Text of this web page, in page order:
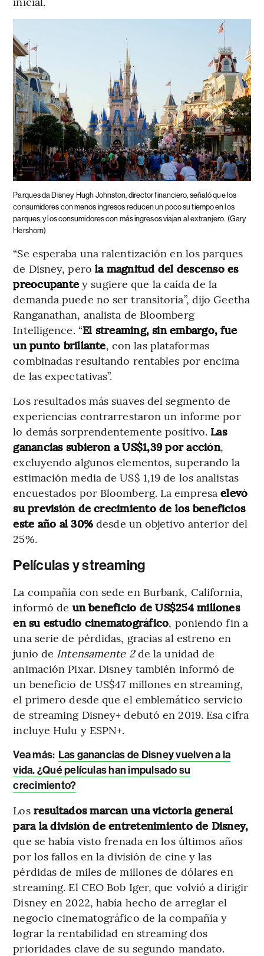
Parques da Disney Hugh Johnston, director financiero, señaló que los
consumidores con menos ingresos reducen un poco su tiempo en los
parques, y los consumidores con más ingresos viajan al extranjero. (Gary
Hershorn)
“Se esperaba una ralentización en los parques
de Disney, pero la magnitud del descenso es
preocupante y sugiere que la caída de la
demanda puede no ser transitoria”, dijo Geetha
Ranganathan, analista de Bloomberg
Intelligence. “El streaming, sin embargo, fue
un punto brillante, con las plataformas
combinadas resultando rentables por encima
de las expectativas”.
Los resultados más suaves del segmento de
experiencias contrarrestaron un informe por
lo demás sorprendentemente positivo. Las
ganancias subieron a US$1,39 por acción,
excluyendo algunos elementos, superando la
estimación media de US$ 1,19 de los analistas
encuestados por Bloomberg. La empresaelevó
su previsión de crecimiento de los beneficios
este año al 30% desde un objetivo anterior del
25%.
Películas y streaming
La compañía con sede en Burbank, California,
informó de un beneficio de US$254 millones
en su estudio cinematográfico, poniendo fin a
una serie de pérdidas, gracias al estreno en
junio de Intensamente 2de la unidad de
animación Pixar. Disney también informó de
un beneficio de US$47 millones en streaming,
el primero desde que el emblemático servicio
de streaming Disney+ debutó en 2019. Esa cifra
incluye Hulu y ESPN+.
Vea más: Las ganancias de Disney vuelven a la
vida. ¿Qué películas han impulsado su
crecimiento?
Los resultados marcan una victoria general
para la división de entretenimiento de Disney,
que se había visto frenada en los últimos años
por los fallos en la división de cine y las
pérdidas de miles de millones de dólares en
streaming. El CEO Bob Iger, que volvió a dirigir
Disney en 2022, había hecho de arreglar el
negocio cinematográfico de la compañía y
lograr la rentabilidad en streaming dos
prioridades clave de su segundo mandato.